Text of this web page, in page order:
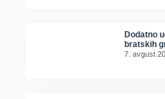
Dodatno
bratskih
7. avgust